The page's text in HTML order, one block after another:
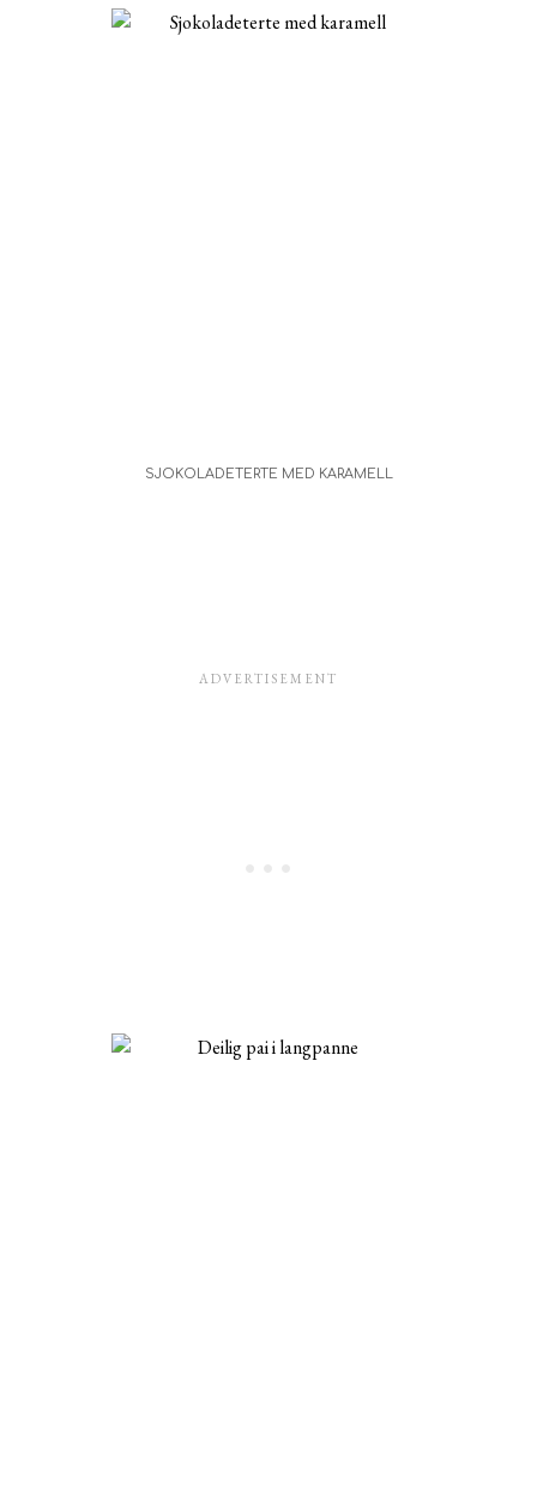
SJOKOLADETERTE MED KARAMELL